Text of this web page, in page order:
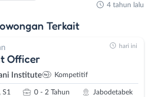
4 tahun lalu
Terkait
Officer
Institute Kompetitif
S1 0 - 2 Tahun Jabodetabek
hari ini